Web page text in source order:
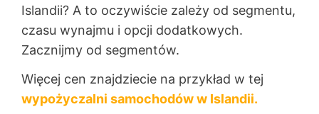
Islandii? A to oczywiście zależy od segmentu,
czasu wynajmu i opcji dodatkowych.
Zacznijmy od segmentów.
Więcej cen znajdziecie na przykład w tej
wypożyczalni samochodów w Islandii.